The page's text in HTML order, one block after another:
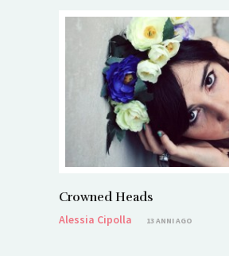
Crowned Heads
Alessia Cipolla
13 ANNI AGO